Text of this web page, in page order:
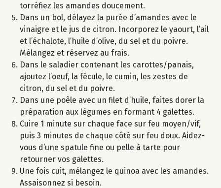
torréfiez les amandes doucement.
Dans un bol, délayez la purée d’amandes avec le
vinaigre et le jus de citron. Incorporez le yaourt, l’ail
et l’échalote, l’huile d’olive, du sel et du poivre.
Mélangez et réservez au frais.
Dans le saladier contenant les carottes/panais,
ajoutez l’oeuf, la fécule, le cumin, les zestes de
citron, du sel et du poivre.
Dans une poêle avec un filet d’huile, faites dorer la
préparation aux légumes en formant 4 galettes.
Cuire 1 minute sur chaque face sur feu moyen/vif,
puis 3 minutes de chaque côté sur feu doux. Aidez-
vous d’une spatule fine ou pelle à tarte pour
retourner vos galettes.
Une fois cuit, mélangez le quinoa avec les amandes.
Assaisonnez si besoin.